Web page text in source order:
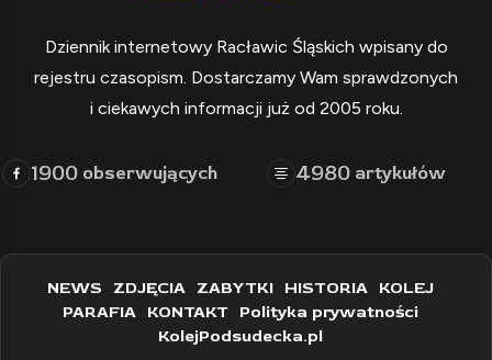
Dziennik internetowy Racławic Śląskich wpisany do
rejestru czasopism. Dostarczamy Wam sprawdzonych
i ciekawych informacji już od 2005 roku.
1900 obserwujących 4980 artykułów
NEWS ZDJĘCIA ZABYTKI HISTORIA KOLEJ
PARAFIA KONTAKT Polityka prywatności
KolejPodsudecka.pl